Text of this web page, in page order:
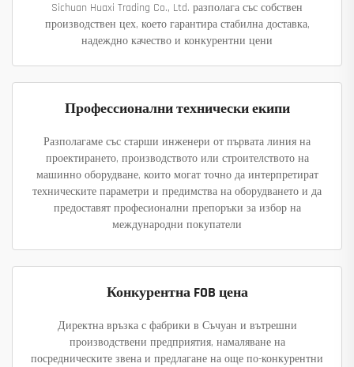
Sichuan Huaxi Trading Co., Ltd. разполага със собствен
производствен цех, което гарантира стабилна доставка,
надеждно качество и конкурентни цени
Профессионални технически екипи
Разполагаме със старши инженери от първата линия на
проектирането, производството или строителството на
машинно оборудване, които могат точно да интерпретират
техническите параметри и предимства на оборудването и да
предоставят професионални препоръки за избор на
международни покупатели
Конкурентна FOB цена
Директна връзка с фабрики в Съчуан и вътрешни
производствени предприятия, намаляване на
посредническите звена и предлагане на още по-конкурентни